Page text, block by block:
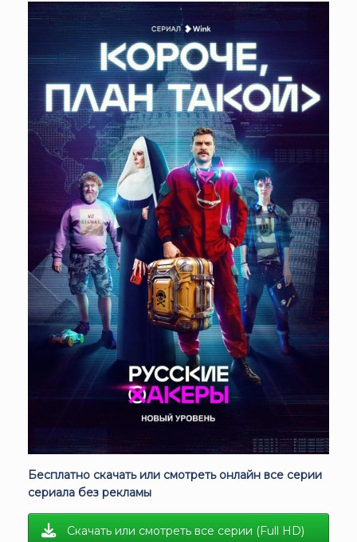
Бесплатно скачать или смотреть онлайн все серии
сериала без рекламы
Скачать или смотреть все серии (Full HD)